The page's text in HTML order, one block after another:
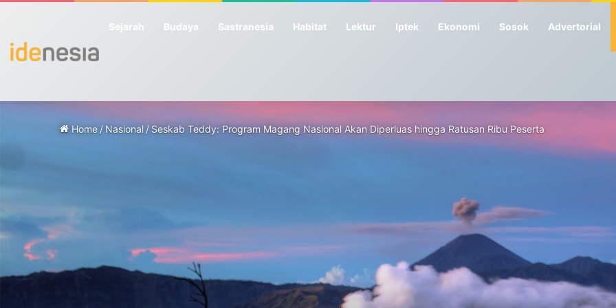
Sejarah Budaya Sastranesia Habitat Lektur Iptek Ekonomi Sosok Advertorial
Home /Nasional /Seskab Teddy: Program Magang Nasional Akan Diperluas hingga Ratusan Ribu Peserta